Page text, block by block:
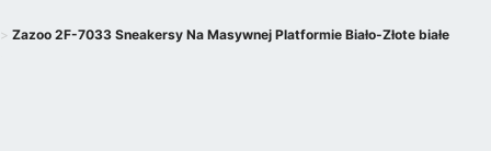
Zazoo 2F-7033 Sneakersy Na Masywnej Platformie Biało-Złote białe